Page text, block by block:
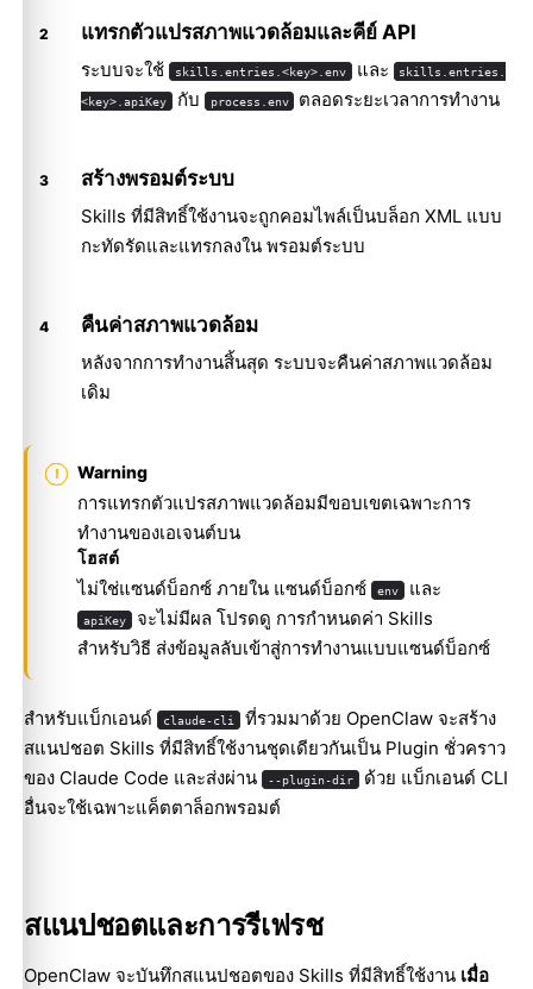
แทรกตัวแปรสภาพแวดล้อมและคีย์ API
ระบบจะใช้ skills.entries.<key>.env และ skills.entries.
<key>.apiKey กับ process.env ตลอดระยะเวลาการทำงาน
สร้างพรอมต์ระบบ
Skills ที่มีสิทธิ์ใช้งานจะถูกคอมไพล์เป็นบล็อก XML แบบ
กะทัดรัดและแทรกลงใน พรอมต์ระบบ
คืนค่าสภาพแวดล้อม
หลังจากการทำงานสิ้นสุด ระบบจะคืนค่าสภาพแวดล้อม
เดิม
Warning
การแทรกตัวแปรสภาพแวดล้อมมีขอบเขตเฉพาะการ
ทำงานของเอเจนต์บน
โฮสต์
ไม่ใช่แซนด์บ็อกซ์ ภายใน แซนด์บ็อกซ์ env และ
apiKey จะไม่มีผล โปรดดู การกำหนดค่า Skills
สำหรับวิธี ส่งข้อมูลลับเข้าสู่การทำงานแบบแซนด์บ็อกซ์
สำหรับแบ็กเอนด์ claude-cli ที่รวมมาด้วย OpenClaw จะสร้าง
สแนปชอต Skills ที่มีสิทธิ์ใช้งานชุดเดียวกันเป็น Plugin ชั่วคราว
ของ Claude Code และส่งผ่าน
--plugin-dir ด้วย แบ็กเอนด์ CLI
อื่นจะใช้เฉพาะแค็ตตาล็อกพรอมต์
สแนปชอตและการรีเฟรช
OpenClaw จะบันทึกสแนปชอตของ Skills ที่มีสิทธิ์ใช้งาน เมื่อ